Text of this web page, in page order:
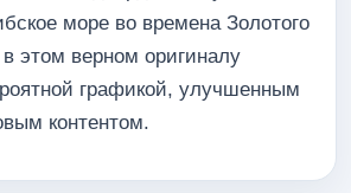
море во времена Золотого
в этом верном оригиналу
графикой, улучшенным
контентом.